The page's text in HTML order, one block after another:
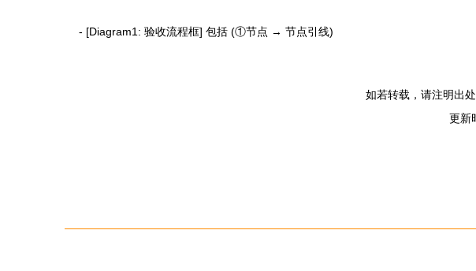
- [Diagram1: 验收流程框] 包括 (①节点 → 节点引线)
如若转载，请注明出
更新